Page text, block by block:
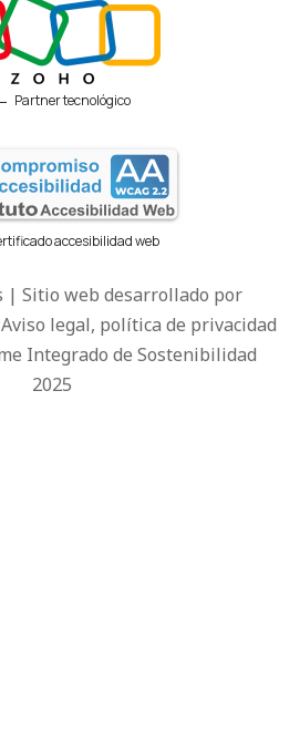
Partner tecnológico
accesibilidad web
| Sitio web desarrollado por
Aviso legal, política de privacidad
Integrado de Sostenibilidad
2025